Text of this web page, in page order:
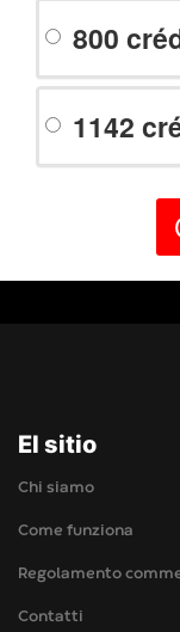
800
1142
El sitio
Chi siamo
Come funziona
Regolamento
Contatti